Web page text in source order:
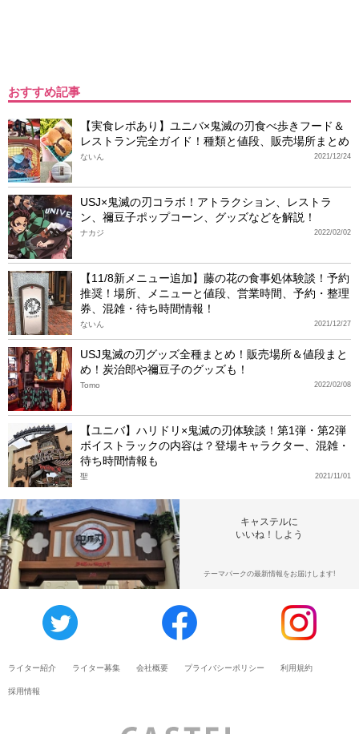
おすすめ記事
【実食レポあり】ユニバ×鬼滅の刃食べ歩きフード＆
レストラン完全ガイド！種類と値段、販売場所まとめ
2021/12/24
ないん
USJ×鬼滅の刃コラボ！アトラクション、レストラ
ン、禰豆子ポップコーン、グッズなどを解説！
2022/02/02
ナカジ
【11/8新メニュー追加】藤の花の食事処体験談！予約
推奨！場所、メニューと値段、営業時間、予約・整理
券、混雑・待ち時間情報！
2021/12/27
ないん
USJ鬼滅の刃グッズ全種まとめ！販売場所＆値段まと
め！炭治郎や禰豆子のグッズも！
2022/02/08
Tomo
【ユニバ】ハリドリ×鬼滅の刃体験談！第1弾・第2弾
ボイストラックの内容は？登場キャラクター、混雑・
待ち時間情報も
2021/11/01
聖
キャステルに
いいね！しよう
テーマパークの最新情報をお届けします!
ライター紹介 ライター募集 会社概要 プライバシーポリシー 利用規約
採用情報